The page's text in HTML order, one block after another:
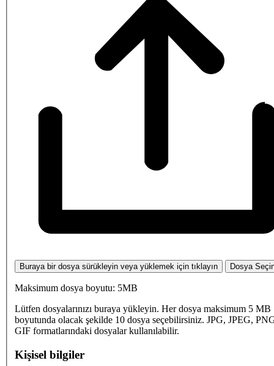
Buraya bir dosya sürükleyin veya yüklemek için tıklayın Dosya
Maksimum dosya boyutu: 5MB
Lütfen dosyalarınızı buraya yükleyin. Her dosya maksimum 5 MB
boyutunda olacak şekilde 10 dosya seçebilirsiniz. JPG, JPEG,
GIF formatlarındaki dosyalar kullanılabilir.
Kişisel bilgiler